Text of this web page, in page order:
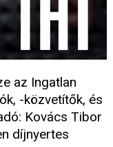
az Ingatlan
-közvetítők, és
Kovács Tibor
díjnyertes